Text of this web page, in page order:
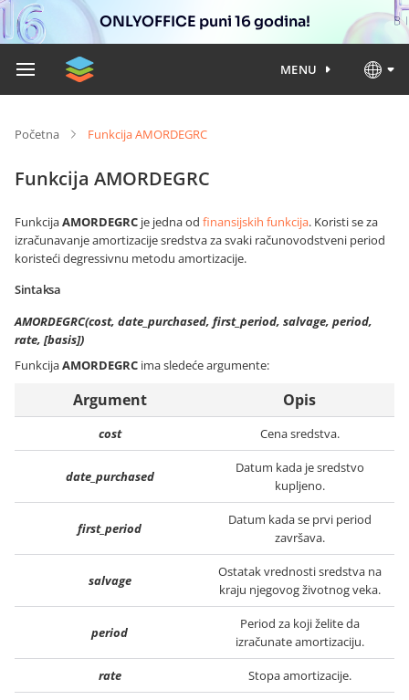
ONLYOFFICE puni 16 godina!
MENU
Početna Funkcija AMORDEGRC
Funkcija AMORDEGRC
FunkcijaAMORDEGRC je jedna od finansijskih funkcija. Koristi se za
izračunavanje amortizacije sredstva za svaki računovodstveni period
koristeći degressivnu metodu amortizacije.
Sintaksa
AMORDEGRC(cost, date_purchased, first_period, salvage, period,
rate, [basis])
FunkcijaAMORDEGRC ima sledeće argumente:
Argument Opis
cost Cena sredstva.
date_purchased
Datum kada je sredstvo
kupljeno.
first_period
Datum kada se prvi period
završava.
salvage
Ostatak vrednosti sredstva na
kraju njegovog životnog veka.
period
Period za koji želite da
izračunate amortizaciju.
rate Stopa amortizacije.